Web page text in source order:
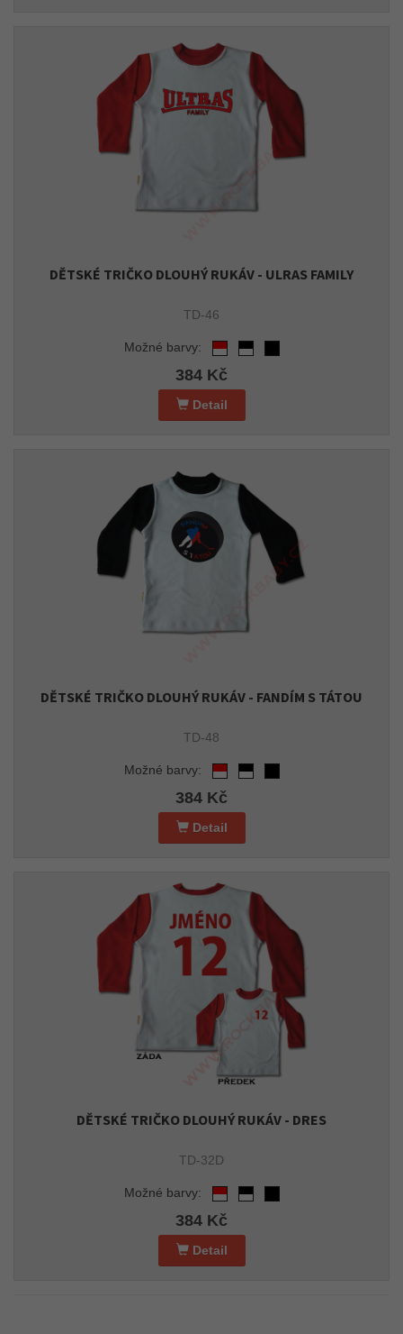
DĚTSKÉ TRIČKO DLOUHÝ RUKÁV - ULRAS FAMILY
TD-46
Možné barvy:
384 Kč
Detail
DĚTSKÉ TRIČKO DLOUHÝ RUKÁV - FANDÍM S TÁTOU
TD-48
Možné barvy:
384 Kč
Detail
DĚTSKÉ TRIČKO DLOUHÝ RUKÁV - DRES
TD-32D
Možné barvy:
384 Kč
Detail